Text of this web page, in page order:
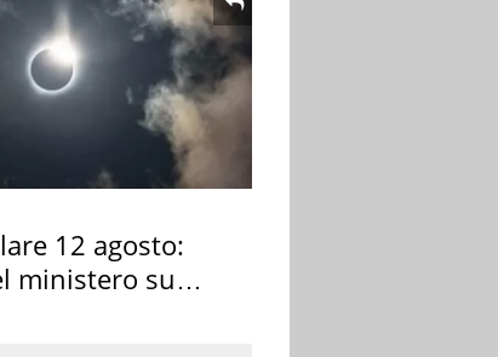
12 agosto:
ministero su